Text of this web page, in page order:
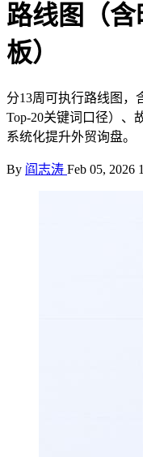
路线图（
板）
分13周可执行路线图，
Top-20关键词口径）、
系统化提升外贸询盘。
By 阎志涛 Feb 05, 2026